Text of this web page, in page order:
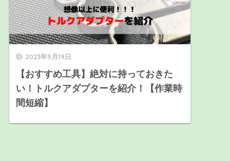
2023年9月19日
【おすすめ工具】絶対に持っておきた
い！トルクアダプターを紹介！【作業時
間短縮】